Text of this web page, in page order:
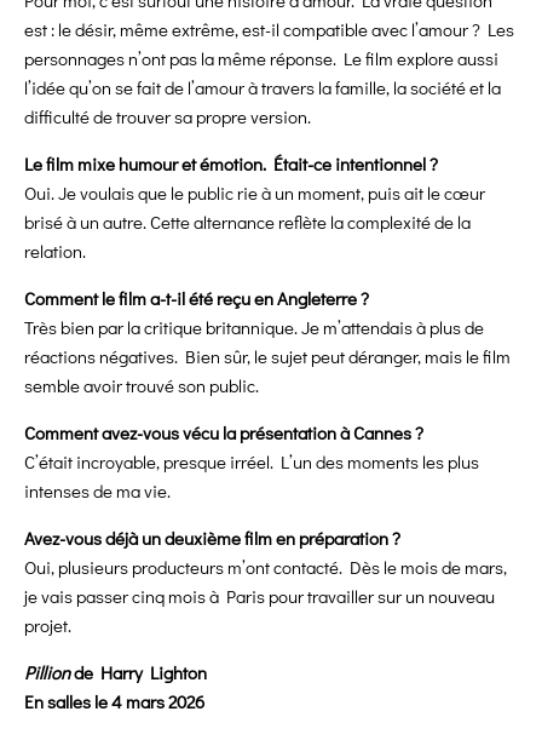
est : le désir, même extrême, est-il compatible avec l’amour ? Les
personnages n’ont pas la même réponse. Le film explore aussi
l’idée qu’on se fait de l’amour à travers la famille, la société et la
difficulté de trouver sa propre version.
Le film mixe humour et émotion. Était-ce intentionnel ?
Oui. Je voulais que le public rie à un moment, puis ait le cœur
brisé à un autre. Cette alternance reflète la complexité de la
relation.
Comment le film a-t-il été reçu en Angleterre ?
Très bien par la critique britannique. Je m’attendais à plus de
réactions négatives. Bien sûr, le sujet peut déranger, mais le film
semble avoir trouvé son public.
Comment avez-vous vécu la présentation à Cannes ?
C’était incroyable, presque irréel. L’un des moments les plus
intenses de ma vie.
Avez-vous déjà un deuxième film en préparation ?
Oui, plusieurs producteurs m’ont contacté. Dès le mois de mars,
je vais passer cinq mois à Paris pour travailler sur un nouveau
projet.
Pillionde Harry Lighton
En salles le 4 mars 2026